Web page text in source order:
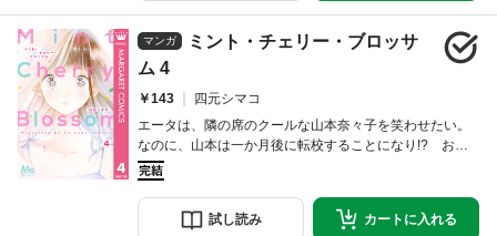
マンガ
ミント・チェリー・ブロッサ
ム 4
￥143
四元シマコ
エータは、隣の席のクールな山本奈々子を笑わせたい。
なのに、山本は一か月後に転校することになり!? お調
子者男子の奮闘を描く、ちょっぴり切ない青春ストーリ
ー！ ※本ファイルは紙版のコミックス「ミント・チェリ
ー・ブロッサム」所収の読みきり作品「センチメンタル
サニー」を収録しています。
試し読み カートに入れる